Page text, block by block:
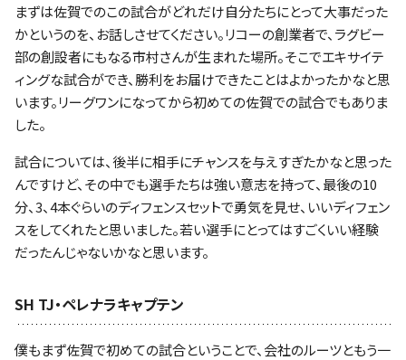
まずは佐賀でのこの試合がどれだけ自分たちにとって大事だった
かというのを、お話しさせてください。リコーの創業者で、ラグビー
部の創設者にもなる市村さんが生まれた場所。そこでエキサイテ
ィングな試合ができ、勝利をお届けできたことはよかったかなと思
います。リーグワンになってから初めての佐賀での試合でもありま
した。
試合については、後半に相手にチャンスを与えすぎたかなと思った
んですけど、その中でも選手たちは強い意志を持って、最後の10
分、3、4本ぐらいのディフェンスセットで勇気を見せ、いいディフェン
スをしてくれたと思いました。若い選手にとってはすごくいい経験
だったんじゃないかなと思います。
SH TJ・ペレナラキャプテン
僕もまず佐賀で初めての試合ということで、会社のルーツともう一